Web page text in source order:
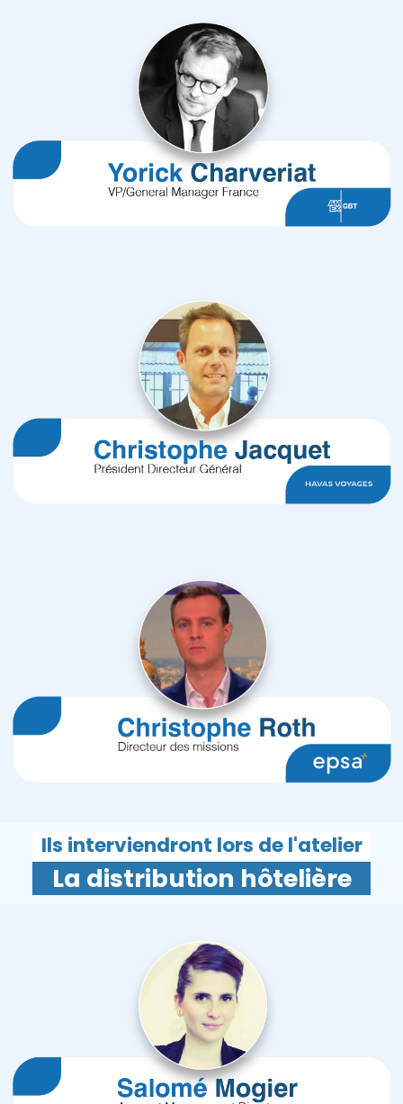
Ils interviendront lors de l'atelier
La distribution hôtelière